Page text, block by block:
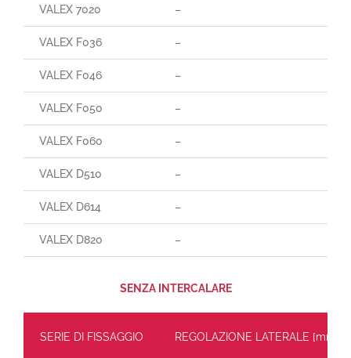
VALEX 7020 –
VALEX F036 –
VALEX F046 –
VALEX F050 –
VALEX F060 –
VALEX D510 –
VALEX D614 –
VALEX D820 –
SENZA INTERCALARE
SERIE DI FISSAGGIO REGOLAZIONE LATERALE [mm]